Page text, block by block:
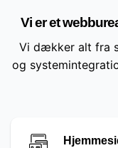
Vi er et
Vi dækker alt fra
og